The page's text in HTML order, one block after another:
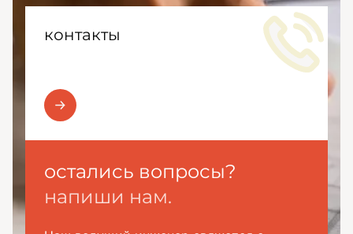
контакты
остались вопросы?
напиши нам.